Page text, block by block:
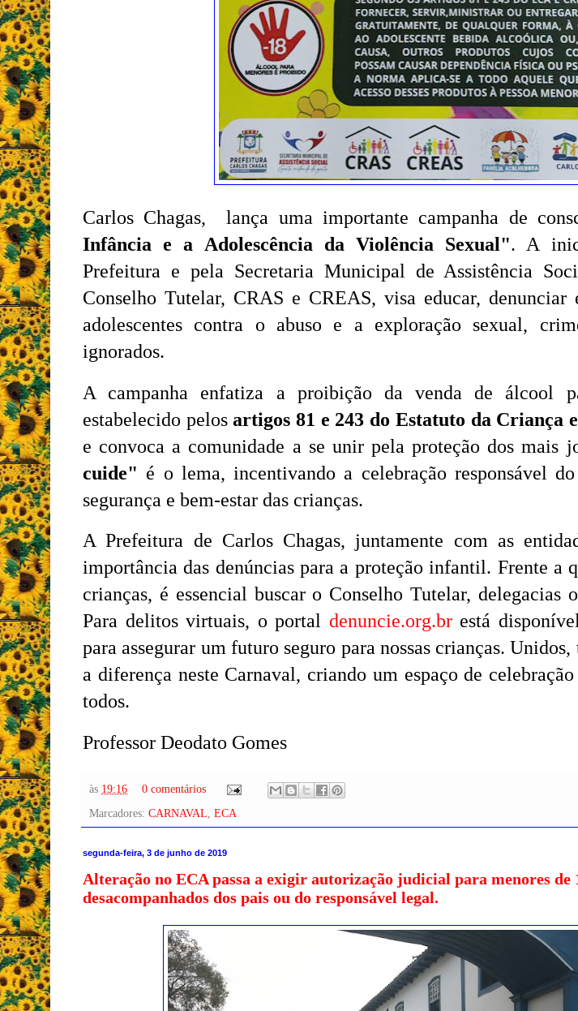
Carlos Chagas, lança uma importante campanha de
Infância e a Adolescência da Violência Sexual". A
Prefeitura e pela Secretaria Municipal de Assistência
Conselho Tutelar, CRAS e CREAS, visa educar, denunciar
adolescentes contra o abuso e a exploração sexual,
ignorados.
A campanha enfatiza a proibição da venda de álcool
estabelecido pelosartigos 81 e 243 do Estatuto da Criança
e convoca a comunidade a se unir pela proteção dos mais
cuide" é o lema, incentivando a celebração responsável
segurança e bem-estar das crianças.
A Prefeitura de Carlos Chagas, juntamente com as
importância das denúncias para a proteção infantil. Frente a
crianças, é essencial buscar o Conselho Tutelar,
Para delitos virtuais, o portal denuncie.org.brestá
para assegurar um futuro seguro para nossas crianças.
a diferença neste Carnaval, criando um espaço de
todos.
Professor Deodato Gomes
às 19:16
0 comentários
Marcadores: CARNAVAL ECA
segunda-feira, 3 de junho de 2019
Alteração no ECA passa a exigir autorização judicial para menores de
desacompanhados dos pais ou do responsável legal.